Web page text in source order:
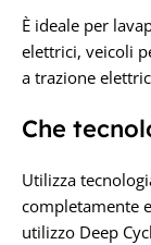
È ideale per
elettrici, veicoli
a trazione
Che
Utilizza
completamente
utilizzo Deep